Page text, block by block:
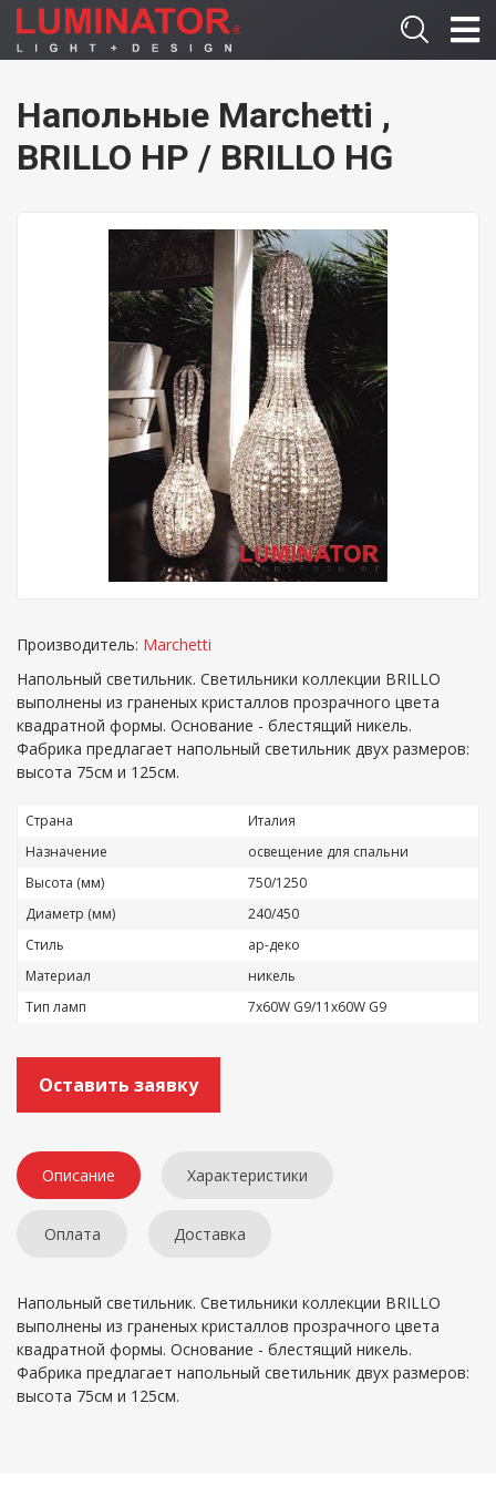
Напольные Marchetti ,
BRILLO HP / BRILLO HG
Производитель: Marchetti
Напольный светильник. Светильники коллекции BRILLO
выполнены из граненых кристаллов прозрачного цвета
квадратной формы. Основание - блестящий никель.
Фабрика предлагает напольный светильник двух размеров:
высота 75см и 125см.
Страна
Италия
Назначение
освещение для спальни
Высота (мм)
750/1250
Диаметр (мм)
240/450
Стиль
ар-деко
Материал
никель
Тип ламп
7x60W G9/11x60W G9
Оставить заявку
Описание Характеристики
Оплата Доставка
Напольный светильник. Светильники коллекции BRILLO
выполнены из граненых кристаллов прозрачного цвета
квадратной формы. Основание - блестящий никель.
Фабрика предлагает напольный светильник двух размеров:
высота 75см и 125см.